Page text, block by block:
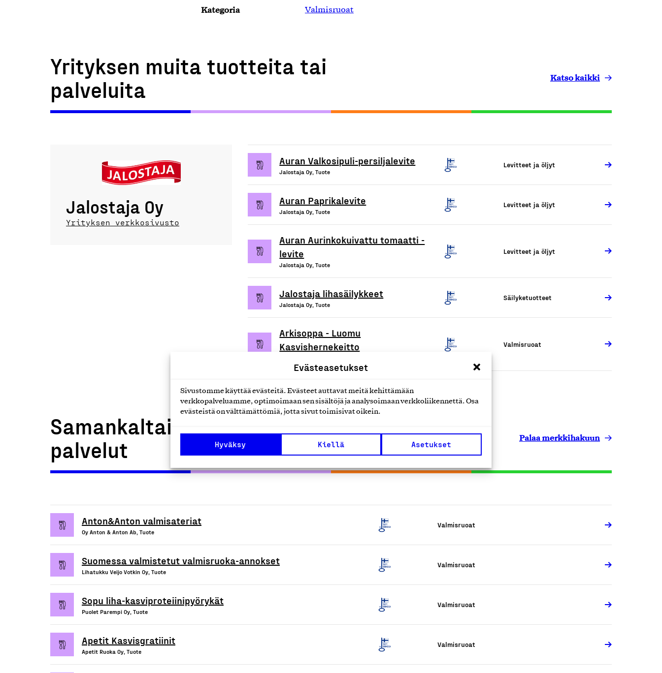
Evästeasetukset
Sivustomme käyttää evästeitä. Evästeet auttavat meitä kehittämään
verkkopalveluamme, optimoimaan sen sisältöjä ja analysoimaan verkkoliikennettä. Osa
evästeistä on välttämättömiä, jotta sivut toimisivat oikein.
Hyväksy Kiellä Asetukset
Kategoria Valmisruoat
Yrityksen muita tuotteita tai
palveluita
Katso kaikki
Jalostaja Oy
Yrityksen verkkosivusto
Auran Valkosipuli-persiljalevite
Jalostaja Oy, Tuote
Levitteet ja öljyt
Auran Paprikalevite
Jalostaja Oy, Tuote
Levitteet ja öljyt
Auran Aurinkokuivattu tomaatti -
levite
Jalostaja Oy, Tuote
Levitteet ja öljyt
Jalostaja lihasäilykkeet
Jalostaja Oy, Tuote
Säilyketuotteet
Arkisoppa - Luomu
Kasvishernekeitto
Valmisruoat
Samankaltaiset tuotteet tai
palvelut
Palaa merkkihakuun
Anton&Anton valmisateriat
Oy Anton & Anton Ab, Tuote
Valmisruoat
Suomessa valmistetut valmisruoka-annokset
Lihatukku Veijo Votkin Oy, Tuote
Valmisruoat
Sopu liha-kasviproteiinipyörykät
Puolet Parempi Oy, Tuote
Valmisruoat
Apetit Kasvisgratiinit
Apetit Ruoka Oy, Tuote
Valmisruoat